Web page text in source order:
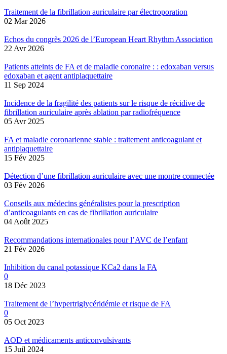
Traitement de la fibrillation auriculaire par électroporation
02 Mar 2026
Echos du congrès 2026 de l’European Heart Rhythm Association
22 Avr 2026
Patients atteints de FA et de maladie coronaire : : edoxaban versus
edoxaban et agent antiplaquettaire
11 Sep 2024
Incidence de la fragilité des patients sur le risque de récidive de
fibrillation auriculaire après ablation par radiofréquence
05 Avr 2025
FA et maladie coronarienne stable : traitement anticoagulant et
antiplaquettaire
15 Fév 2025
Détection d’une fibrillation auriculaire avec une montre connectée
03 Fév 2026
Conseils aux médecins généralistes pour la prescription
d’anticoagulants en cas de fibrillation auriculaire
04 Août 2025
Recommandations internationales pour l’AVC de l’enfant
21 Fév 2026
Inhibition du canal potassique KCa2 dans la FA
0
18 Déc 2023
Traitement de l’hypertriglycéridémie et risque de FA
0
05 Oct 2023
AOD et médicaments anticonvulsivants
15 Juil 2024